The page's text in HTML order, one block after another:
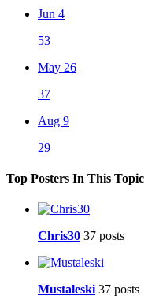
Jun 4
53
May 26
37
Aug 9
29
Top Posters In This Topic
Chris30 37 posts
Mustaleski 37 posts